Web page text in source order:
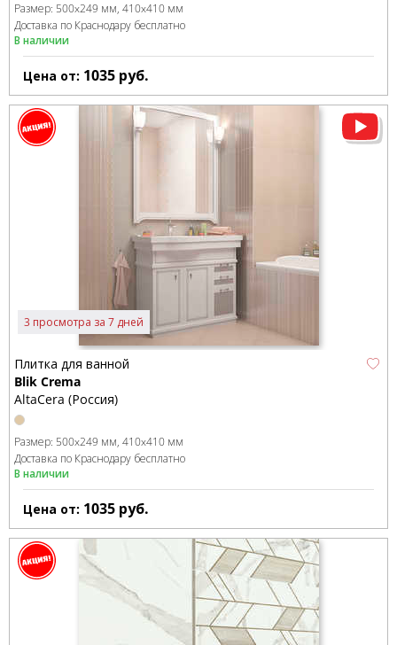
Размер: 500x249 мм 410x410 мм
Доставка по Краснодару бесплатно
В наличии
Цена от: 1035 руб.
3 просмотра за 7 дней
Плитка для ванной
Blik Crema
AltaCera (Россия)
Размер: 500x249 мм 410x410 мм
Доставка по Краснодару бесплатно
В наличии
Цена от: 1035 руб.